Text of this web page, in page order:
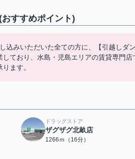
すすめポイント)
込みいただいた全ての方に、【引越し
ており、水島・児島エリアの賃貸専門
ます。
ドラッグストア
ザグザグ北畝店
1266ｍ（16分）